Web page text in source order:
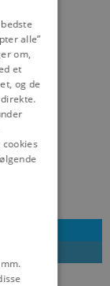
DANISH
alle”
om,
et
og de